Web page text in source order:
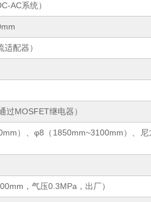
AC系统）
配器）
过MOSFET继电器）
）、φ8（1850mm~3100mm）、
，气压0.3MPa，出厂）